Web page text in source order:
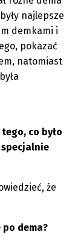
najlepsze
demkami i
pokazać
natomiast
co było
specjalnie
że
dema?